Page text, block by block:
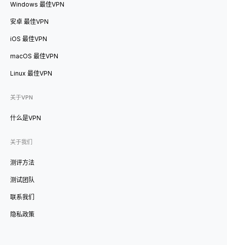
Windows 最佳VPN
安卓 最佳VPN
iOS 最佳VPN
macOS 最佳VPN
Linux 最佳VPN
关于VPN
什么是VPN
关于我们
测评方法
测试团队
联系我们
隐私政策